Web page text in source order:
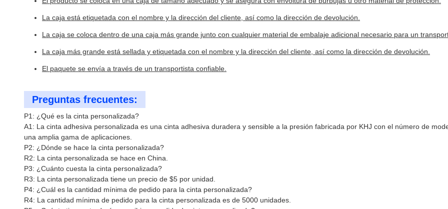
La caja está etiquetada con el nombre y la dirección del cliente, así como la dirección de devolución.
La caja se coloca dentro de una caja más grande junto con cualquier material de embalaje adicional necesario para un
La caja más grande está sellada y etiquetada con el nombre y la dirección del cliente, así como la dirección de devolución.
El paquete se envía a través de un transportista confiable.
Preguntas frecuentes:
P1: ¿Qué es la cinta personalizada?
A1: La cinta adhesiva personalizada es una cinta adhesiva duradera y sensible a la presión fabricada por KHJ con el número de
una amplia gama de aplicaciones.
P2: ¿Dónde se hace la cinta personalizada?
R2: La cinta personalizada se hace en China.
P3: ¿Cuánto cuesta la cinta personalizada?
R3: La cinta personalizada tiene un precio de $5 por unidad.
P4: ¿Cuál es la cantidad mínima de pedido para la cinta personalizada?
R4: La cantidad mínima de pedido para la cinta personalizada es de 5000 unidades.